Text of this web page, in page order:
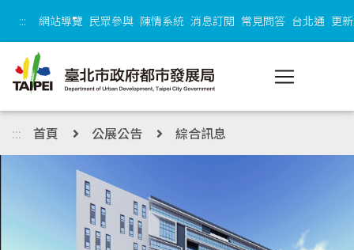
::: 網站導覽 民眾參與 陳情系統 消息訂閱 常見問答 台北通 更
::: 首頁 公展公告 綜合訊息